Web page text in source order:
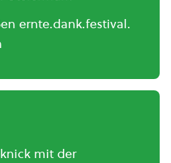
ernte.dank.festival.
mit der